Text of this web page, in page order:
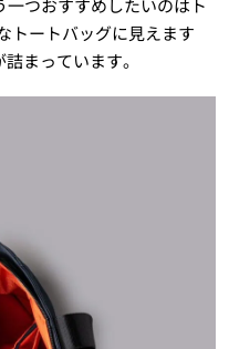
一つおすすめしたいのはト
トートバッグに見えます
まっています。